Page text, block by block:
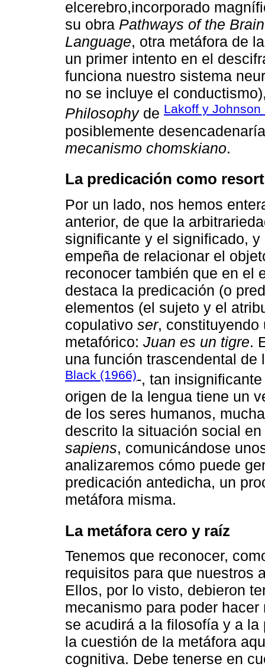
elcerebro,incorporado
su obra Pathways of the
Language, otra metáfora de
un primer intento en el
funciona nuestro sistema
no se incluye el
Philosophyde Lakoff y Johnson
posiblemente
mecanismo chomskiano.
La predicación como
Por un lado, nos hemos
anterior, de que la
significante y el significado,
empeña de relacionar el
reconocer también que en el
destaca la predicación (o
elementos (el sujeto y el
copulativo ser, constituyendo
metafórico: Juan es un tigre.
una función trascendental
Black (1966)-, tan
origen de la lengua tiene un
de los seres humanos,
descrito la situación social
sapiens, comunicándose
analizaremos cómo puede
predicación antedicha, un
metáfora misma.
La metáfora cero y raíz
Tenemos que reconocer,
requisitos para que nuestros
Ellos, por lo visto, debieron
mecanismo para poder
se acudirá a la filosofía y a
la cuestión de la metáfora
cognitiva. Debe tenerse en